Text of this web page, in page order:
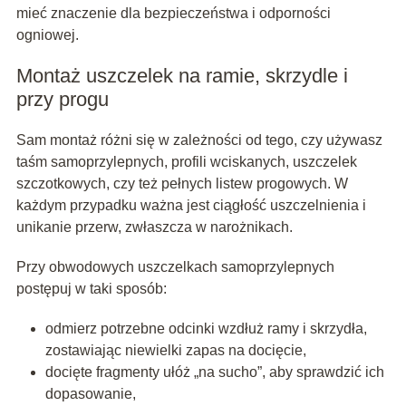
mieć znaczenie dla bezpieczeństwa i odporności
ogniowej.
Montaż uszczelek na ramie, skrzydle i
przy progu
Sam montaż różni się w zależności od tego, czy używasz
taśm samoprzylepnych, profili wciskanych, uszczelek
szczotkowych, czy też pełnych listew progowych. W
każdym przypadku ważna jest ciągłość uszczelnienia i
unikanie przerw, zwłaszcza w narożnikach.
Przy obwodowych uszczelkach samoprzylepnych
postępuj w taki sposób:
odmierz potrzebne odcinki wzdłuż ramy i skrzydła,
zostawiając niewielki zapas na docięcie,
docięte fragmenty ułóż „na sucho”, aby sprawdzić ich
dopasowanie,